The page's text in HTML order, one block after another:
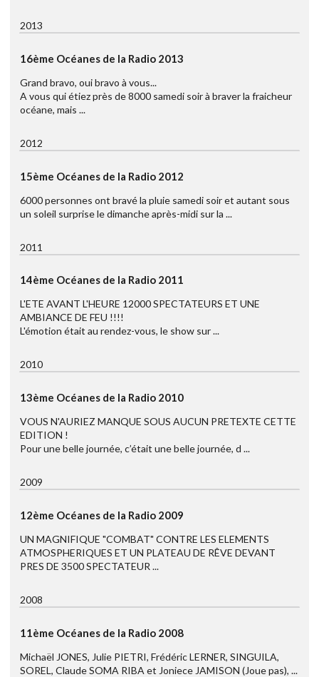
2013
16ème Océanes de la Radio 2013
Grand bravo, oui bravo à vous...
A vous qui étiez près de 8000 samedi soir à braver la fraicheur
océane, mais ...
2012
15ème Océanes de la Radio 2012
6000 personnes ont bravé la pluie samedi soir et autant sous
un soleil surprise le dimanche après-midi sur la ...
2011
14ème Océanes de la Radio 2011
L'ETE AVANT L'HEURE 12000 SPECTATEURS ET UNE
AMBIANCE DE FEU !!!!
L'émotion était au rendez-vous, le show sur ...
2010
13ème Océanes de la Radio 2010
VOUS N'AURIEZ MANQUE SOUS AUCUN PRETEXTE CETTE
EDITION !
Pour une belle journée, c’était une belle journée, d ...
2009
12ème Océanes de la Radio 2009
UN MAGNIFIQUE "COMBAT" CONTRE LES ELEMENTS
ATMOSPHERIQUES ET UN PLATEAU DE RÊVE DEVANT
PRES DE 3500 SPECTATEUR ...
2008
11ème Océanes de la Radio 2008
Michaël JONES, Julie PIETRI, Frédéric LERNER, SINGUILA,
SOREL, Claude SOMA RIBA et Joniece JAMISON (Joue pas), ...